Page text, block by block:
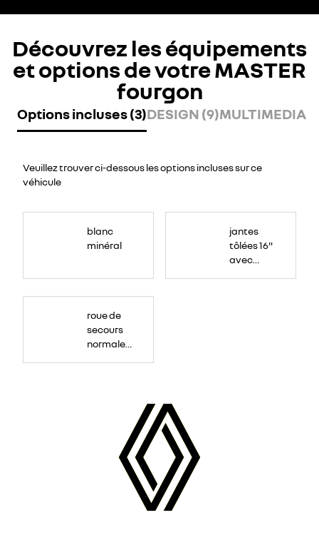
Découvrez les équipements
et options de votre MASTER
fourgon
Options incluses (3)DESIGN (9)MULTIMEDIA
Veuillez trouver ci-dessous les options incluses sur ce
véhicule
blanc
minéral
jantes
tôlées 16"
avec
roue de
secours
normale